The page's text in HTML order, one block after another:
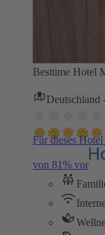
Besttime Hotel
Für dieses
von 81% vor